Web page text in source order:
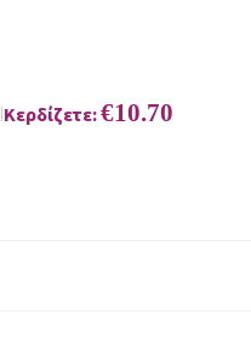
|Κερδίζετε:€10.70